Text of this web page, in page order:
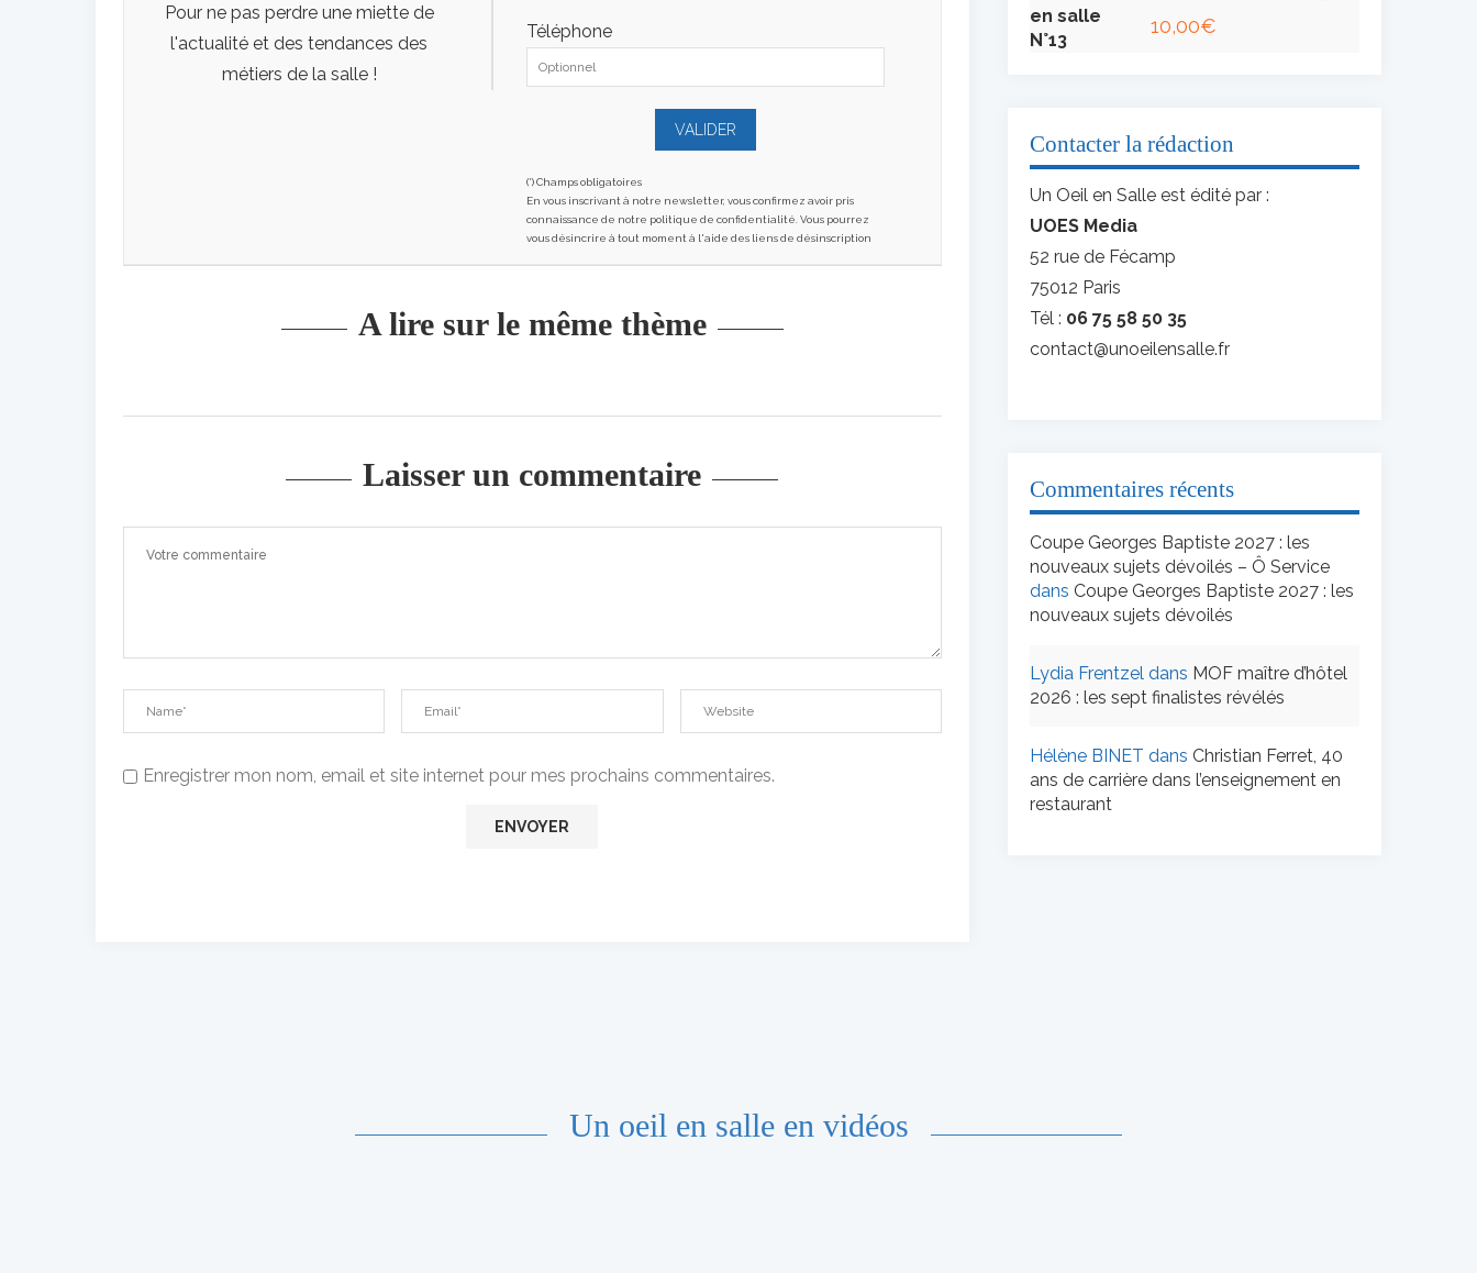
Pour ne pas perdre une miette de
l'actualité et des tendances des
métiers de la salle !
Téléphone
(*) Champs obligatoires
En vous inscrivant à notre newsletter, vous confirmez avoir pris
connaissance de notre politique de confidentialité. Vous pourrez
vous désincrire à tout moment à l'aide des liens de désinscription
A lire sur le même thème
Laisser un commentaire
Enregistrer mon nom, email et site internet pour mes prochains commentaires.
10,00€
Contacter la rédaction
Un Oeil en Salle est édité par :
UOES Media
52 rue de Fécamp
75012 Paris
Tél : 06 75 58 50 35
contact@unoeilensalle.fr
Commentaires récents
Coupe Georges Baptiste 2027 : les
nouveaux sujets dévoilés – Ô Service
dans Coupe Georges Baptiste 2027 : les
nouveaux sujets dévoilés
Lydia Frentzel dans MOF maître d’hôtel
2026 : les sept finalistes révélés
Hélène BINET dans Christian Ferret, 40
ans de carrière dans l’enseignement en
restaurant
Un oeil en salle en vidéos